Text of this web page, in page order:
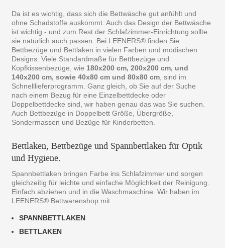
Da ist es wichtig, dass sich die Bettwäsche gut anfühlt und
ohne Schadstoffe auskommt. Auch das Design der Bettwäsche
ist wichtig - und zum Rest der Schlafzimmer-Einrichtung sollte
sie natürlich auch passen. Bei LEENERS® finden Sie
Bettbezüge und Bettlaken in vielen Farben und modischen
Designs. Viele Standardmaße für Bettbezüge und
Kopfkissenbezüge, wie 180x200 cm, 200x200 cm, und
140x200 cm, sowie 40x80 cm und 80x80 cm , sind im
Schnelllieferprogramm. Ganz gleich, ob Sie auf der Suche
nach einem Bezug für eine Einzelbettdecke oder
Doppelbettdecke sind, wir haben genau das was Sie suchen.
Auch Bettbezüge in Doppelbett Größe, Übergröße,
Sondermassen und Bezüge für Kinderbetten.
Bettlaken, Bettbezüge und Spannbettlaken für Optik
und Hygiene.
Spannbettlaken bringen Farbe ins Schlafzimmer und sorgen
gleichzeitig für leichte und einfache Möglichkeit der Reinigung.
Einfach abziehen und in die Waschmaschine. Wir haben im
LEENERS® Bettwarenshop mit
SPANNBETTLAKEN
BETTLAKEN